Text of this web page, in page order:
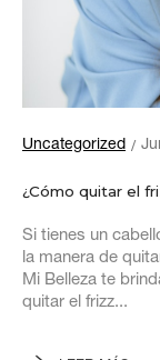
Uncategorized
¿Cómo quitar el
Si tienes un
la manera de
Mi Belleza te
quitar el frizz...